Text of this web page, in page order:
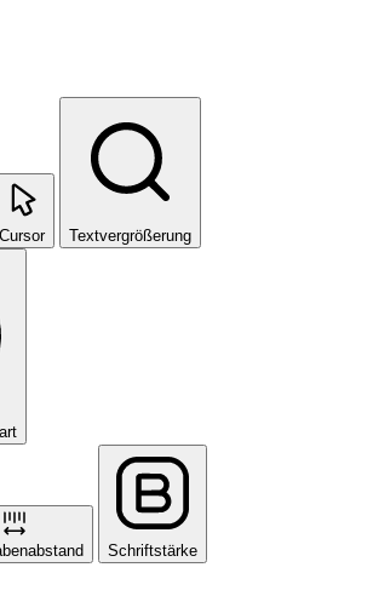
Cursor Textvergrößerung
Schriftstärke